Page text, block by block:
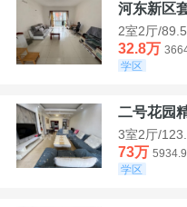
河东新区
2室2厅/
32.8万
学区
二号花园
3室2厅/
73万
学区